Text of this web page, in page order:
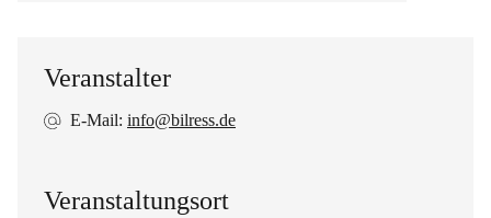
Veranstalter
E-Mail: info@bilress.de
Veranstaltungsort